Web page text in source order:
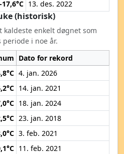
-17,6°C 13. des. 2022
(historisk)
kaldeste enkelt døgnet som
i noe år.
Dato for rekord
4. jan. 2026
14. jan. 2021
18. jan. 2024
23. jan. 2018
3. feb. 2021
11. feb. 2021